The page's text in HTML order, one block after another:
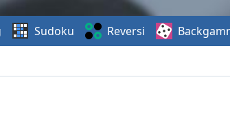
Sudoku Reversi